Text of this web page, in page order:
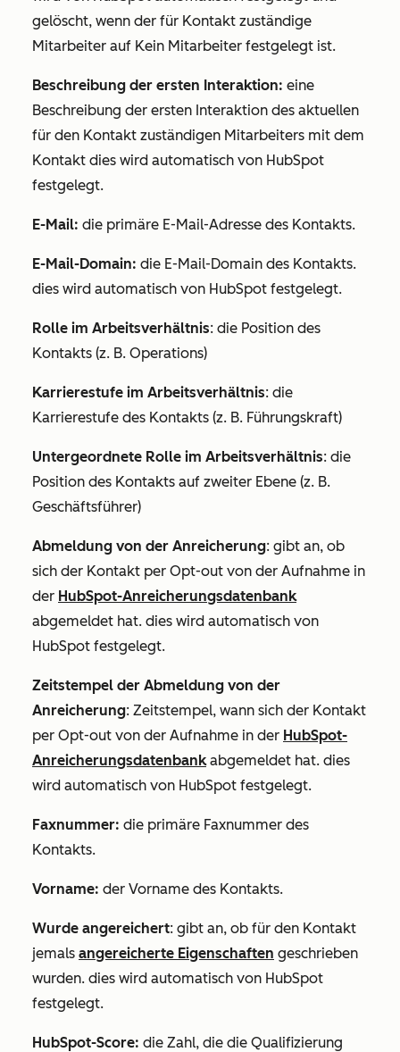
gelöscht, wenn der für Kontakt zuständige
Mitarbeiter auf Kein Mitarbeiter festgelegt ist.
Beschreibung der ersten Interaktion: eine
Beschreibung der ersten Interaktion des aktuellen
für den Kontakt zuständigen Mitarbeiters mit dem
Kontakt dies wird automatisch von HubSpot
festgelegt.
E-Mail: die primäre E-Mail-Adresse des Kontakts.
E-Mail-Domain: die E-Mail-Domain des Kontakts.
dies wird automatisch von HubSpot festgelegt.
Rolle im Arbeitsverhältnis: die Position des
Kontakts (z. B. Operations)
Karrierestufe im Arbeitsverhältnis: die
Karrierestufe des Kontakts (z. B. Führungskraft)
Untergeordnete Rolle im Arbeitsverhältnis: die
Position des Kontakts auf zweiter Ebene (z. B.
Geschäftsführer)
Abmeldung von der Anreicherung: gibt an, ob
sich der Kontakt per Opt-out von der Aufnahme in
der HubSpot-Anreicherungsdatenbank
abgemeldet hat. dies wird automatisch von
HubSpot festgelegt.
Zeitstempel der Abmeldung von der
Anreicherung: Zeitstempel, wann sich der Kontakt
per Opt-out von der Aufnahme in der HubSpot-
Anreicherungsdatenbankabgemeldet hat. dies
wird automatisch von HubSpot festgelegt.
Faxnummer: die primäre Faxnummer des
Kontakts.
Vorname: der Vorname des Kontakts.
Wurde angereichert: gibt an, ob für den Kontakt
jemals angereicherte Eigenschaften geschrieben
wurden. dies wird automatisch von HubSpot
festgelegt.
HubSpot-Score: die Zahl, die die Qualifizierung